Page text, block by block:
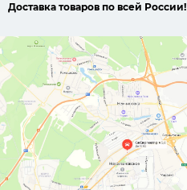
Доставка товаров по всей России!